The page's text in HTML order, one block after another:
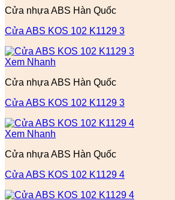
Cửa nhựa ABS Hàn Quốc
Cửa ABS KOS 102 K1129 3
Xem Nhanh
Cửa nhựa ABS Hàn Quốc
Cửa ABS KOS 102 K1129 3
Xem Nhanh
Cửa nhựa ABS Hàn Quốc
Cửa ABS KOS 102 K1129 4